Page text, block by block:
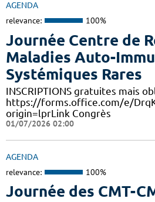
AGENDA
relevance: 100%
Journée Centre de
Maladies Auto-
Systémiques Rares
INSCRIPTIONS gratuites mais
https://forms.office.com/e/
origin=lprLink Congrès
01/07/2026 02:00
AGENDA
relevance: 100%
Journée des CMT-